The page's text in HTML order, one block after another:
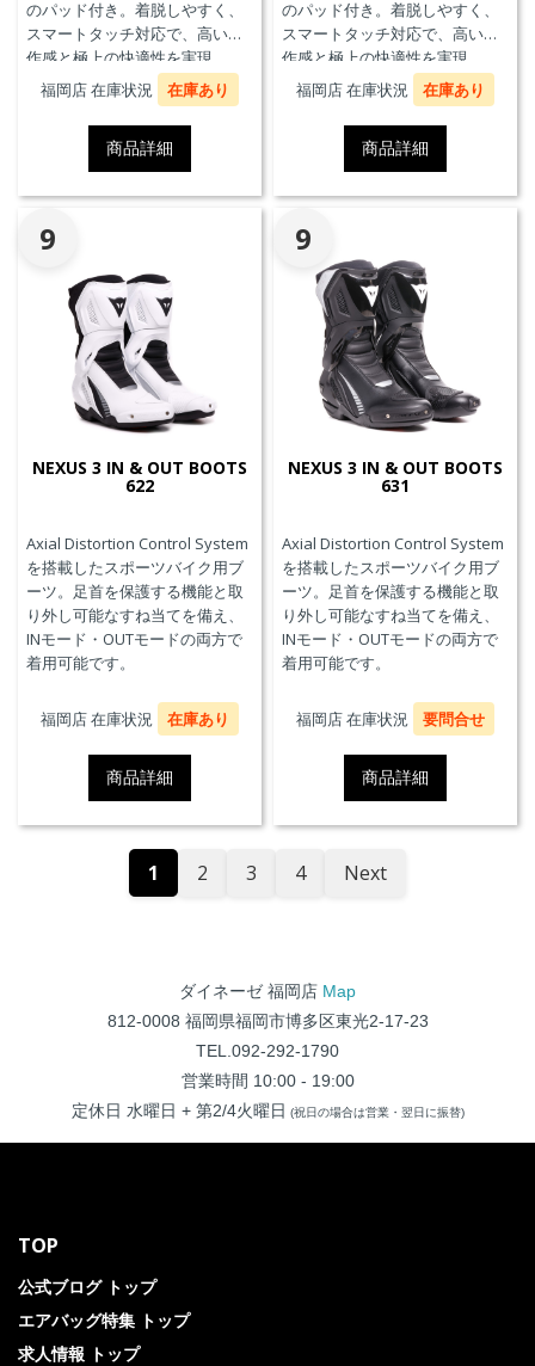
のパッド付き。着脱しやすく、
スマートタッチ対応で、高い操
作感と極上の快適性を実現。
福岡店 在庫状況
在庫あり
商品詳細
のパッド付き。着脱しやすく、
スマートタッチ対応で、高い操
作感と極上の快適性を実現。
福岡店 在庫状況
在庫あり
商品詳細
9
NEXUS 3 IN & OUT BOOTS
622
Axial Distortion Control System
を搭載したスポーツバイク用ブ
ーツ。足首を保護する機能と取
り外し可能なすね当てを備え、
INモード・OUTモードの両方で
着用可能です。
福岡店 在庫状況 在庫あり
商品詳細
9
NEXUS 3 IN & OUT BOOTS
631
Axial Distortion Control System
を搭載したスポーツバイク用ブ
ーツ。足首を保護する機能と取
り外し可能なすね当てを備え、
INモード・OUTモードの両方で
着用可能です。
福岡店 在庫状況 要問合せ
商品詳細
1 2 3 4 Next
ダイネーゼ 福岡店 Map
812-0008 福岡県福岡市博多区東光2-17-23
TEL.092-292-1790
営業時間 10:00 - 19:00
定休日 水曜日 + 第2/4火曜日 (祝日の場合は営業・翌日に振替)
TOP
公式ブログ トップ
エアバッグ特集 トップ
求人情報 トップ